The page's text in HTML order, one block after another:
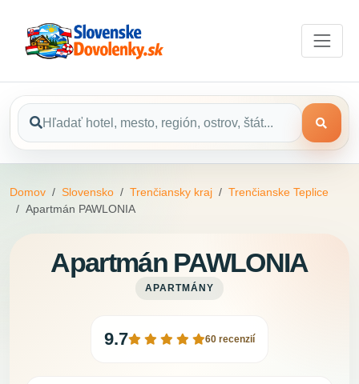
Domov Slovensko Trenčiansky kraj
Trenčianske Teplice
Apartmán PAWLONIA
Apartmán PAWLONIA
APARTMÁNY
9.7 60 recenzií